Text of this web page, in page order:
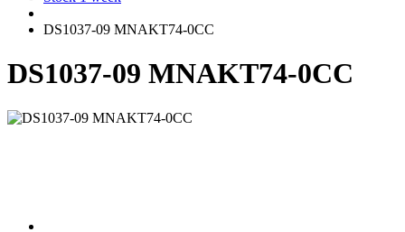
DS1037-09 MNAKT74-0CC
DS1037-09 MNAKT74-0CC